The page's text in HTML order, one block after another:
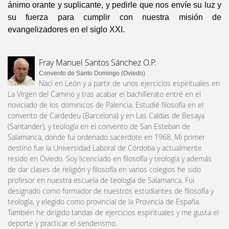
ánimo orante y suplicante, y pedirle que nos envíe su luz y
su fuerza para cumplir con nuestra misión de
evangelizadores en el siglo XXI.
Fray Manuel Santos Sánchez O.P.
Convento de Santo Domingo (Oviedo)
Nací en León y a partir de unos ejercicios espirituales en
La Virgen del Camino y tras acabar el bachillerato entré en el
noviciado de los dominicos de Palencia. Estudié filosofía en el
convento de Cardedeu (Barcelona) y en Las Caldas de Besaya
(Santander), y teología en el convento de San Esteban de
Salamanca, donde fui ordenado sacerdote en 1968. Mi primer
destino fue la Universidad Laboral de Córdoba y actualmente
resido en Oviedo. Soy licenciado en filosofía y teología y además
de dar clases de religión y filosofía en varios colegios he sido
profesor en nuestra escuela de teología de Salamanca. Fui
designado como formador de nuestros estudiantes de filosofía y
teología, y elegido como provincial de la Provincia de España.
También he dirigido tandas de ejercicios espirituales y me gusta el
deporte y practicar el senderismo.